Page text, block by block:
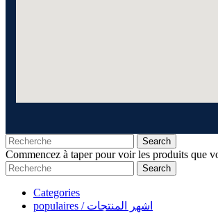
Search
Commencez à taper pour voir les produits que
Search
Categories
populaires / اشهر المنتجات